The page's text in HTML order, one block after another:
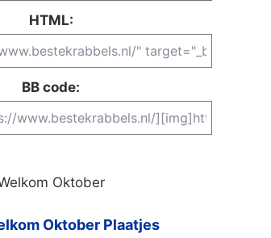
HTML:
BB code:
Oktober
Oktober Plaatjes